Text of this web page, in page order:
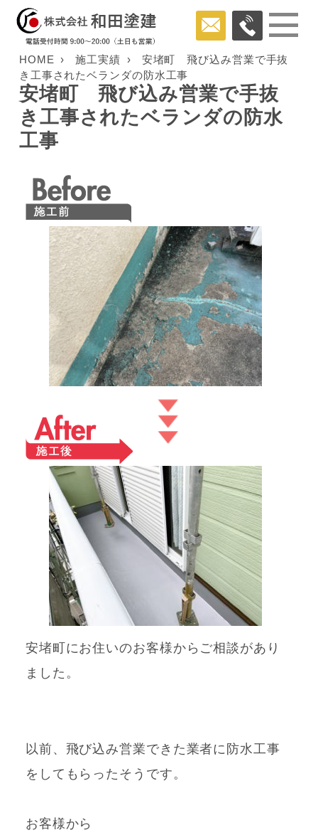
HOME 施工実績
安堵町 飛び込み営業で手抜
き工事されたベランダの防水工事
安堵町 飛び込み営業で手抜
き工事されたベランダの防水
工事
安堵町にお住いのお客様からご相談があり
ました。
以前、 飛び込み営業できた業者に防水工事
をしてもらったそうです。
お客様から